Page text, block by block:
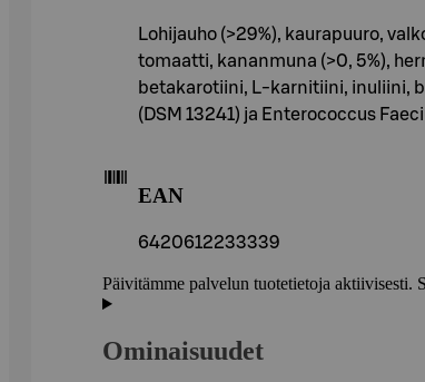
Lohijauho (>29%), kaurapuuro,
tomaatti, kananmuna (>0, 5%),
betakarotiini, L-karnitiini, inuliini,
(DSM 13241) ja Enterococcus
EAN
6420612233339
Päivitämme palvelun tuotetietoja aktiivisesti.
Ominaisuudet